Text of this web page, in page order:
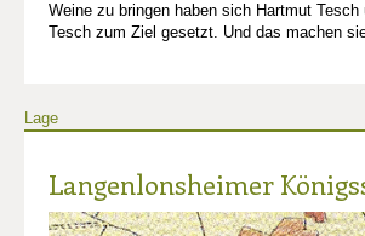
Weine zu bringen haben sich Hartmut Tesch
Tesch zum Ziel gesetzt. Und das machen
Lage
Langenlonsheimer